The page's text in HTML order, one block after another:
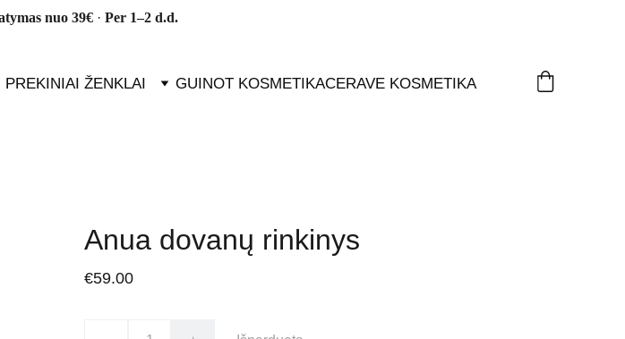
nuo 39€ · Per 1–2 d.d.
PREKINIAI ŽENKLAI GUINOT KOSMETIKACERAVE KOSMETIKA
Anua dovanų rinkinys
€59.00